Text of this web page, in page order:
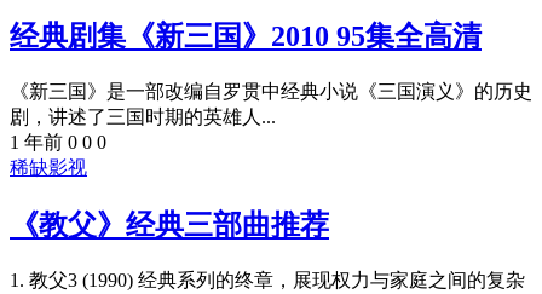
经典剧集《新三国》2010 95集全高清
《新三国》是一部改编自罗贯中经典小说《三国演义》的历史
剧，讲述了三国时期的英雄人...
1 年前 0 0 0
稀缺影视
《教父》经典三部曲推荐
1. 教父3 (1990) 经典系列的终章，展现权力与家庭之间的复杂